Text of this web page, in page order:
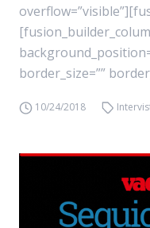
border_size=””
10/24/2018